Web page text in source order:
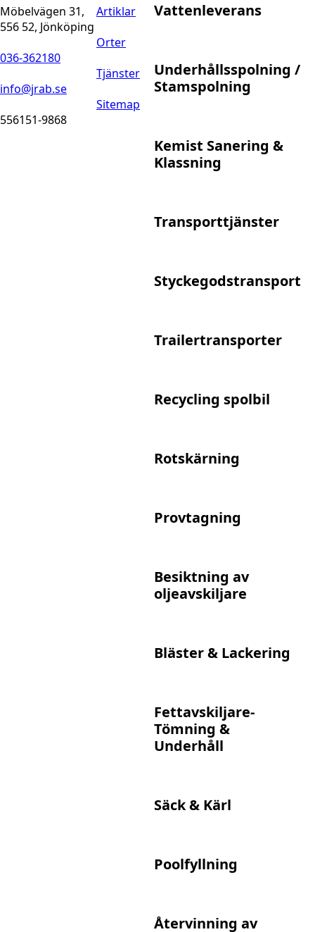
Möbelvägen 31,
556 52, Jönköping
036-362180
info@jrab.se
556151-9868
Artiklar
Orter
Tjänster
Sitemap
Vattenleverans
Underhållsspolning /
Stamspolning
Kemist Sanering &
Klassning
Transporttjänster
Styckegodstransport
Trailertransporter
Recycling spolbil
Rotskärning
Provtagning
Besiktning av
oljeavskiljare
Bläster & Lackering
Fettavskiljare-
Tömning &
Underhåll
Säck & Kärl
Poolfyllning
Återvinning av